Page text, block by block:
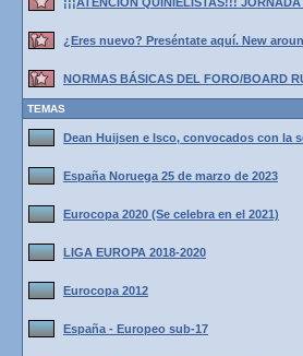
¿Eres nuevo? Preséntate aquí. New
NORMAS BÁSICAS DEL FORO/BOARD
TEMAS
Dean Huijsen e Isco, convocados con la
España Noruega 25 de marzo de 2023
Eurocopa 2020 (Se celebra en el 2021)
LIGA EUROPA 2018-2020
Eurocopa 2012
España - Europeo sub-17